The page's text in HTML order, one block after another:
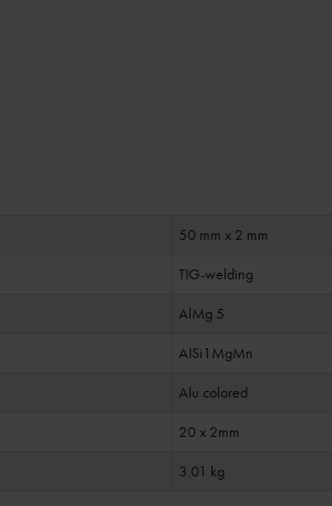
50 mm x 2 mm
TIG-welding
AlMg 5
AISi1MgMn
Alu colored
20 x 2mm
3.01 kg